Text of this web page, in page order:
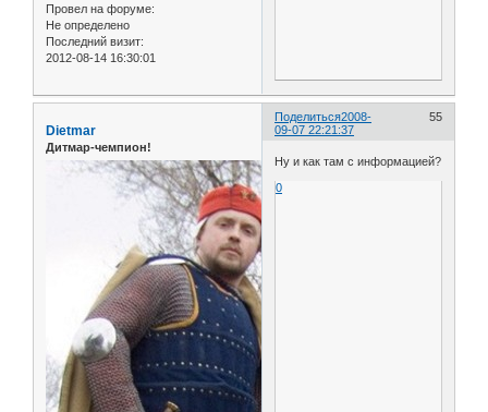
Провел на форуме:
Не определено
Последний визит:
2012-08-14 16:30:01
Поделиться 55
2008-
09-07 22:21:37
Dietmar
Дитмар-чемпион!
Ну и как там с информацией?
0